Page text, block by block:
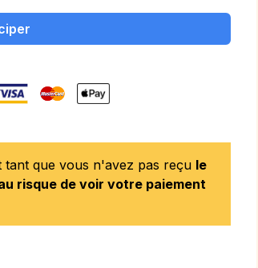
tant que vous n'avez pas reçu le
risque de voir votre paiement